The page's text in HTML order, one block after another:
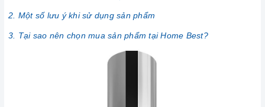
2. Một số lưu ý khi sử dụng sản phẩm
3. Tại sao nên chọn mua sản phẩm tại Home Best?